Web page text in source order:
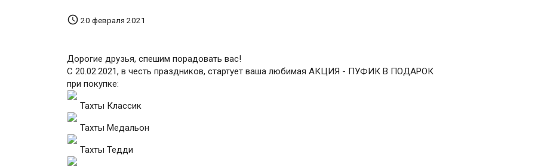
 20 февраля 2021
Дорогие друзья, спешим порадовать вас!
С 20.02.2021, в честь праздников, стартует ваша любимая АКЦИЯ - ПУФИК В ПОДАРОК
при покупке:
Тахты Классик
Тахты Медальон
Тахты Тедди